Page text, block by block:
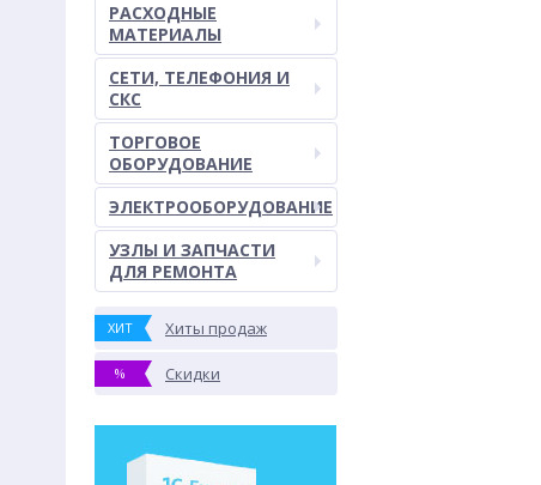
РАСХОДНЫЕ
МАТЕРИАЛЫ
СЕТИ, ТЕЛЕФОНИЯ И
СКС
ТОРГОВОЕ
ОБОРУДОВАНИЕ
ЭЛЕКТРООБОРУДОВАНИЕ
УЗЛЫ И ЗАПЧАСТИ
ДЛЯ РЕМОНТА
ХИТ Хиты продаж
% Скидки